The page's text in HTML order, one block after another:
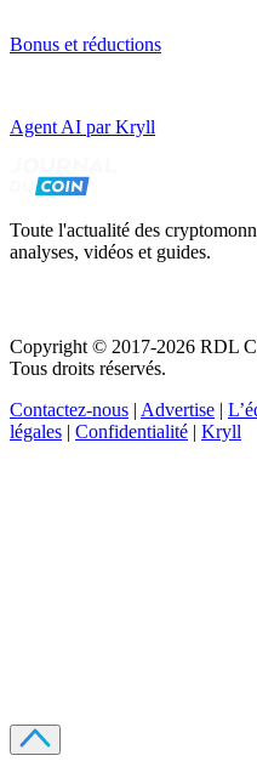
Bonus et réductions
Agent AI par Kryll
Toute l'actualité des
analyses, vidéos et guides.
Copyright © 2017-2026 RDL
Tous droits réservés.
Contactez-nous | Advertise |
légales | Confidentialité | Kryll